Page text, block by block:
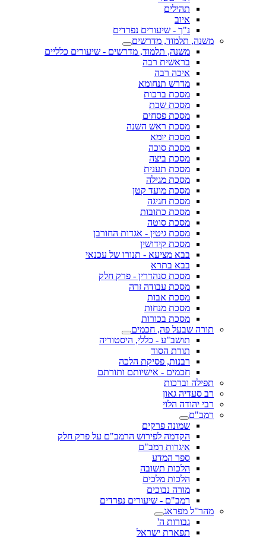
תהילים
איוב
נ"ך - שיעורים נפרדים
משנה, תלמוד, מדרשים
משנה, תלמוד, מדרשים - שיעורים כלליים
בראשית רבה
איכה רבה
מדרש תנחומא
מסכת ברכות
מסכת שבת
מסכת פסחים
מסכת ראש השנה
מסכת יומא
מסכת סוכה
מסכת ביצה
מסכת תענית
מסכת מגילה
מסכת מועד קטן
מסכת חגיגה
מסכת כתובות
מסכת סוטה
מסכת גיטין - אגדות החורבן
מסכת קידושין
בבא מציעא - תנורו של עכנאי
בבא בתרא
מסכת סנהדרין - פרק חלק
מסכת עבודה זרה
מסכת אבות
מסכת מנחות
מסכת בכורות
תורה שבעל פה, חכמים
תושב"ע - כללי, היסטוריה
תורת הסוד
רבנות, פסיקת הלכה
חכמים - אישיותם ותורתם
תפילה וברכות
רב סעדיה גאון
רבי יהודה הלוי
רמב"ם
שמונה פרקים
הקדמה לפירוש הרמב"ם על פרק חלק
איגרות רמב"ם
ספר המדע
הלכות תשובה
הלכות מלכים
מורה נבוכים
רמב"ם - שיעורים נפרדים
מהר"ל מפראג
גבורות ה'
תפארת ישראל